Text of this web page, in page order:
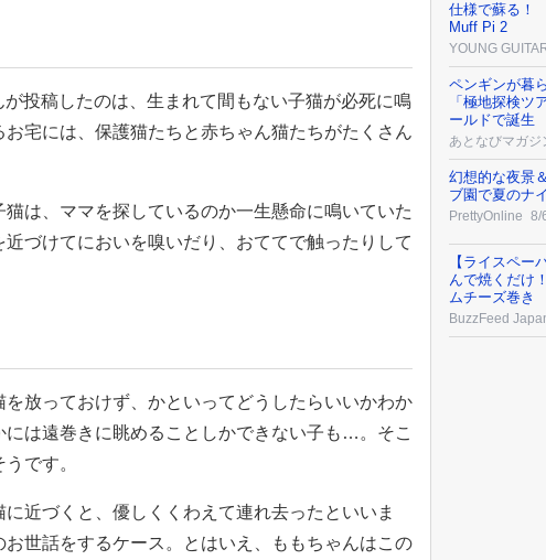
投稿したのは、生まれて間もない子猫が必死に鳴
宅には、保護猫たちと赤ちゃん猫たちがたくさん
は、ママを探しているのか一生懸命に鳴いていた
づけてにおいを嗅いだり、おててで触ったりして
放っておけず、かといってどうしたらいいかわか
は遠巻きに眺めることしかできない子も…。そこ
です。
近づくと、優しくくわえて連れ去ったといいま
世話をするケース。とはいえ、ももちゃんはこの
仕様で蘇る！
Muff Pi 2
YOUNG
ペンギンが暮
「極地探検ツ
ールドで誕生
あとなびマガジ
幻想的な夜景
ブ園で夏のナ
PrettyOnline 8/
【ライスペー
んで焼くだけ
ムチーズ巻き
BuzzFeed